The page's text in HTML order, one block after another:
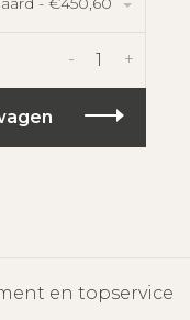
+
-
en topservice